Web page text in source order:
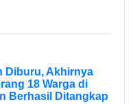
Diburu, Akhirnya
18 Warga di
Berhasil Ditangkap